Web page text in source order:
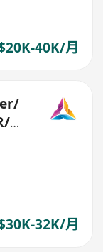
40K/月
32K/月